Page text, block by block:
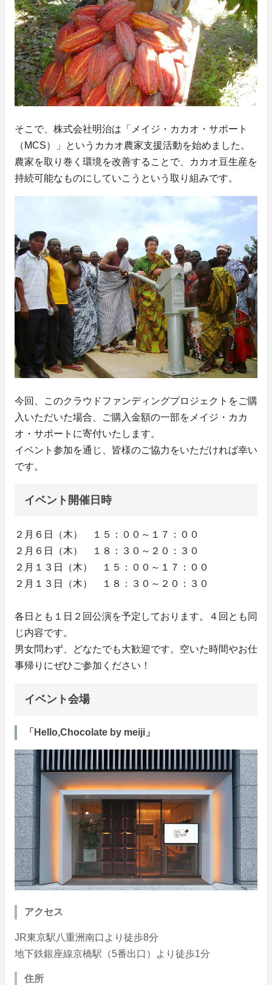
そこで、株式会社明治は「メイジ・カカオ・サポート
（MCS）」というカカオ農家支援活動を始めました。
農家を取り巻く環境を改善することで、カカオ豆生産を
持続可能なものにしていこうという取り組みです。
今回、このクラウドファンディングプロジェクトをご購
入いただいた場合、ご購入金額の一部をメイジ・カカ
オ・サポートに寄付いたします。
イベント参加を通じ、皆様のご協力をいただければ幸い
です。
イベント開催日時
２月６日（木） １５：００～１７：００
２月６日（木） １８：３０～２０：３０
２月１３日（木） １５：００～１７：００
２月１３日（木） １８：３０～２０：３０
各日とも１日２回公演を予定しております。４回とも同
じ内容です。
男女問わず、どなたでも大歓迎です。空いた時間やお仕
事帰りにぜひご参加ください！
イベント会場
「Hello,Chocolate by meiji」
アクセス
JR東京駅八重洲南口より徒歩8分
地下鉄銀座線京橋駅（5番出口）より徒歩1分
住所